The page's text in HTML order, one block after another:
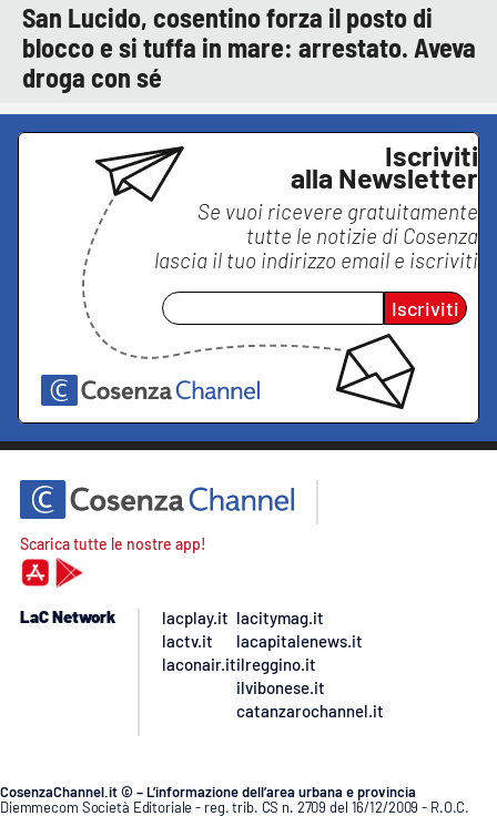
San Lucido, cosentino forza il posto di
blocco e si tuffa in mare: arrestato. Aveva
droga con sé
Iscriviti
alla Newsletter
Se vuoi ricevere gratuitamente
tutte le notizie di Cosenza
lascia il tuo indirizzo email e iscriviti
Iscriviti
Scarica tutte le nostre app!
LaC Network
lacplay.it
lactv.it
laconair.it
lacitymag.it
lacapitalenews.it
ilreggino.it
ilvibonese.it
catanzarochannel.it
CosenzaChannel.it © – L’informazione dell’area urbana e provincia
Diemmecom Società Editoriale - reg. trib. CS n. 2709 del 16/12/2009 - R.O.C.